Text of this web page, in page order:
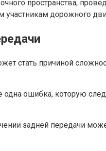
пространства,
участникам дорожного
стать причиной
ошибка, которую
задней передачи